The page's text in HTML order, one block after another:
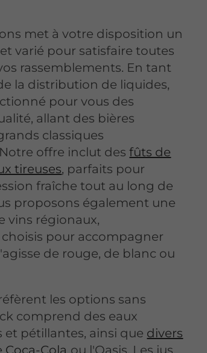
met à votre disposition un
varié pour satisfaire toutes
rassemblements. En tant
la distribution de liquides,
pour vous des
allant des bières
classiques
offre inclut desfûts de
tireuses, parfaits pour
fraîche tout au long de
proposons également une
vins régionaux,
pour accompagner
de rouge, de blanc ou
les options sans
comprend des eaux
et pétillantes, ainsi que divers
Cola ou l'Oasis. Les jus